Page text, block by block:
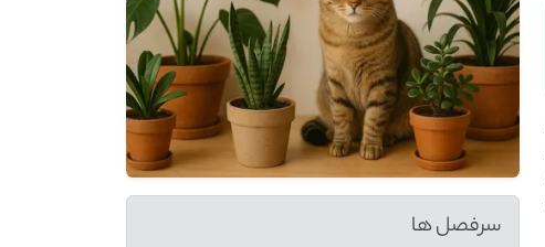
سرفصل ها